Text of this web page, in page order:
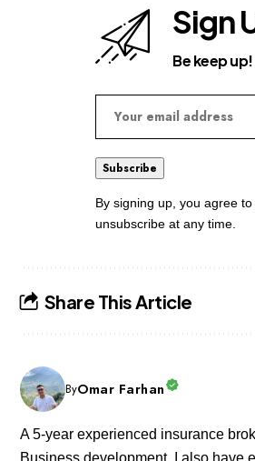
Sign
Be keep
By signing up, you agree
unsubscribe at any time.
Share This Article
ByOmar Farhan
A 5-year experienced insurance